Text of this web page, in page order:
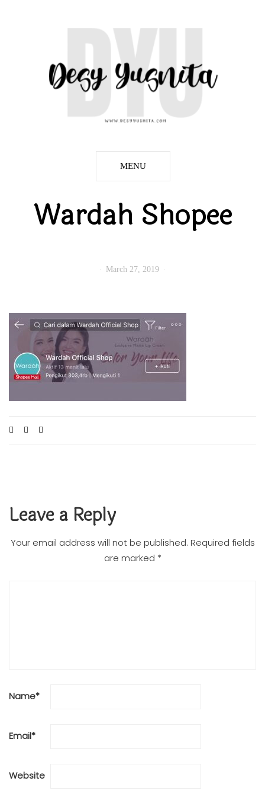
MENU
Wardah Shopee
March 27, 2019
Leave a Reply
Your email address will not be published. Required fields
are marked *
Name*
Email*
Website